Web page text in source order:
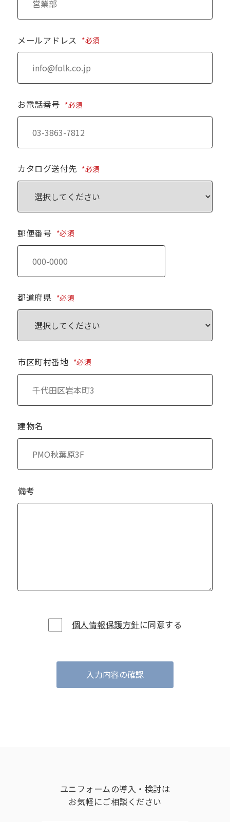
メールアドレス *必須
お電話番号 *必須
カタログ送付先 *必須
郵便番号 *必須
都道府県 *必須
市区町村番地 *必須
建物名
備考
個人情報保護方針に同意する
入力内容の確認
ユニフォームの導入・検討は
お気軽にご相談ください